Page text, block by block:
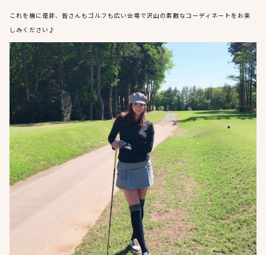
これを機に是非、皆さんもゴルフも広い会場で沢山の素敵なコーディネートをお楽
しみください♪